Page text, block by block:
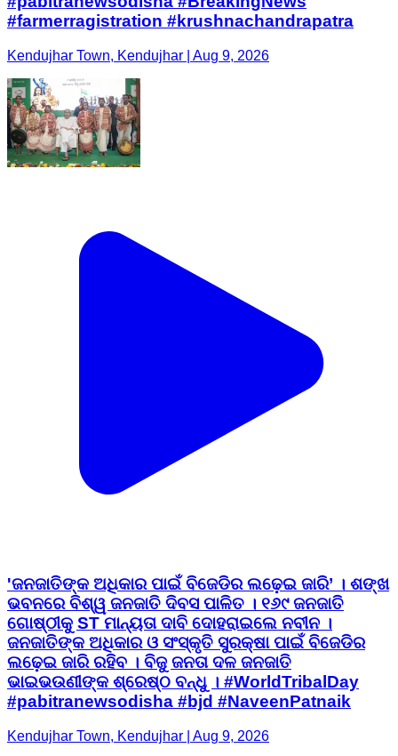
#farmerragistration #krushnachandrapatra
Kendujhar Town, Kendujhar | Aug 9, 2026
'ଜନଜାତିଙ୍କ ଅଧିକାର ପାଇଁ ବିଜେଡିର ଲଢ଼େଇ ଜାରି’ । ଶଙ୍ଖ
ଭବନରେ ବିଶ୍ୱ ଜନଜାତି ଦିବସ ପାଳିତ । ୧୬୯ ଜନଜାତି
ଗୋଷ୍ଠୀକୁ ST ମାନ୍ୟତା ଦାବି ଦୋହରାଇଲେ ନବୀନ ।
ଜନଜାତିଙ୍କ ଅଧିକାର ଓ ସଂସ୍କୃତି ସୁରକ୍ଷା ପାଇଁ ବିଜେଡିର
ଲଢ଼େଇ ଜାରି ରହିବ । ବିଜୁ ଜନତା ଦଳ ଜନଜାତି
ଭାଇଭଉଣୀଙ୍କ ଶ୍ରେଷ୍ଠ ବନ୍ଧୁ । #WorldTribalDay
#pabitranewsodisha #bjd #NaveenPatnaik
Kendujhar Town, Kendujhar | Aug 9, 2026